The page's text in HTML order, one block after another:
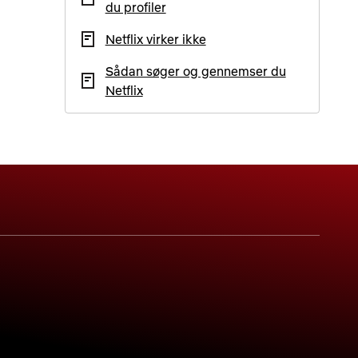
du profiler
Netflix virker ikke
Sådan søger og gennemser du
Netflix